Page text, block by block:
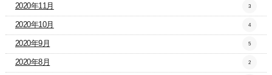
2020年11月 3
2020年10月 4
2020年9月 5
2020年8月 2